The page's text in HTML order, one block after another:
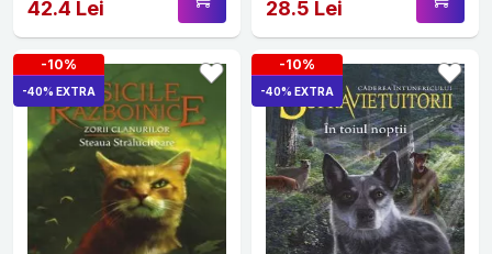
42.4 Lei 28.5 Lei
-10%
-40% EXTRA
-10%
-40% EXTRA